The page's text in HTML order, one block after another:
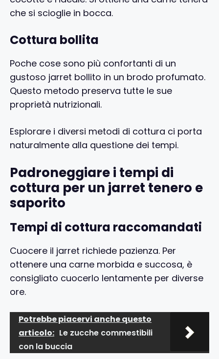
che si scioglie in bocca.
Cottura bollita
Poche cose sono più confortanti di un
gustoso jarret bollito in un brodo profumato.
Questo metodo preserva tutte le sue
proprietà nutrizionali.
Esplorare i diversi metodi di cottura ci porta
naturalmente alla questione dei tempi.
Padroneggiare i tempi di
cottura per un jarret tenero e
saporito
Tempi di cottura raccomandati
Cuocere il jarret richiede pazienza. Per
ottenere una carne morbida e succosa, è
consigliato cuocerlo lentamente per diverse
ore.
Potrebbe piacervi anche questo
articolo: Le zucche commestibili
con la buccia